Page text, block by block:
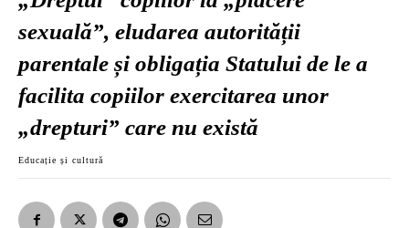
sexuală”, eludarea autorității
parentale și obligația Statului de le a
facilita copiilor exercitarea unor
„drepturi” care nu există
Educație și cultură